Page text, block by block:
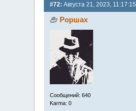
#72: Августа 21, 2023, 11:17:15
Роршах
Сообщений: 640
Karma: 0